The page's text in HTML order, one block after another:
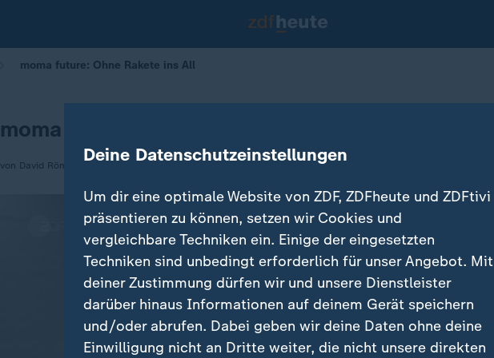
moma future: Ohne Rakete ins All
moma future: Ohne Rakete ins All
von David Römhild, Nathalie SieglerDeine Datenschutzeinstellungen
Um dir eine optimale Website von ZDF, ZDFheute und ZDFtivi
präsentieren zu können, setzen wir Cookies und
vergleichbare Techniken ein. Einige der eingesetzten
Techniken sind unbedingt erforderlich für unser Angebot. Mit
deiner Zustimmung dürfen wir und unsere Dienstleister
darüber hinaus Informationen auf deinem Gerät speichern
und/oder abrufen. Dabei geben wir deine Daten ohne deine
Einwilligung nicht an Dritte weiter, die nicht unsere direkten